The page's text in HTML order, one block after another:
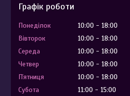
Графік роботи
Понеділок 10:00
18:00
Вівторок
10:00
18:00
Середа
10:00
18:00
Четвер
10:00
18:00
Пʼятниця
10:00
18:00
Субота
11:00
15:00